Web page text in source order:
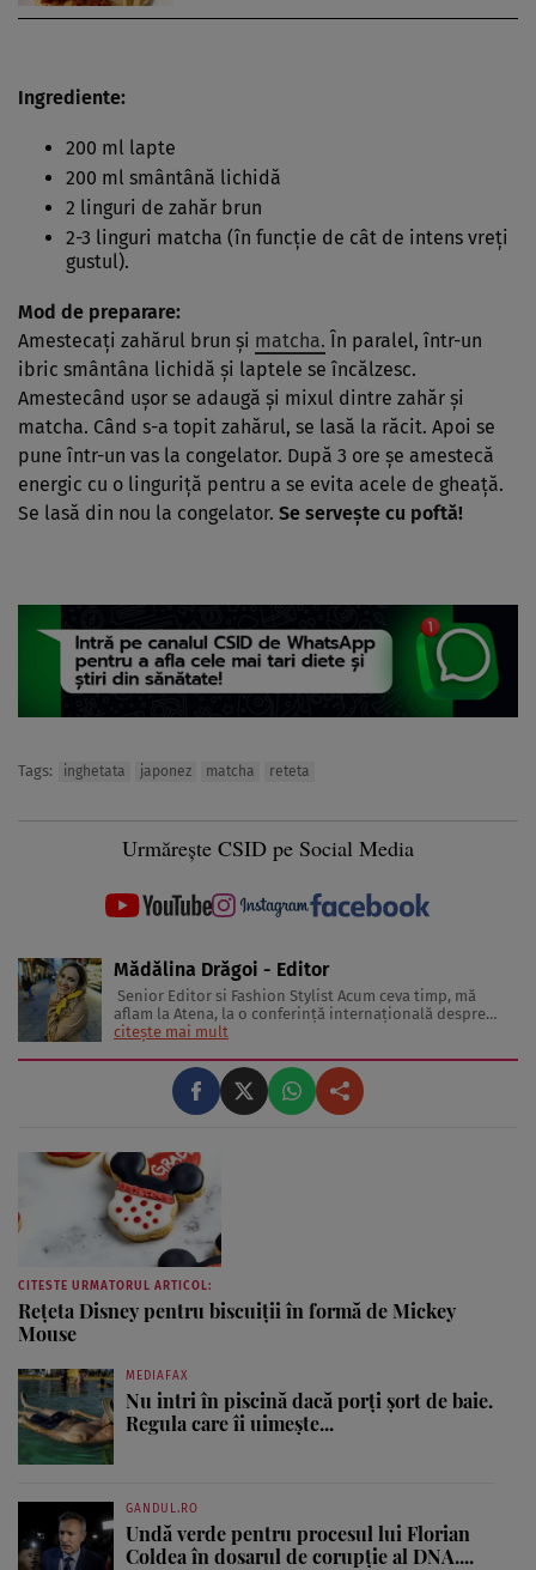
Ingrediente:
200 ml lapte
200 ml smântână lichidă
2 linguri de zahăr brun
2-3 linguri matcha (în funcţie de cât de intens vreţi
gustul).
Mod de preparare:
Amestecaţi zahărul brun şi matcha. În paralel, într-un
ibric smântâna lichidă şi laptele se încălzesc.
Amestecând uşor se adaugă şi mixul dintre zahăr şi
matcha. Când s-a topit zahărul, se lasă la răcit. Apoi se
pune într-un vas la congelator. După 3 ore şe amestecă
energic cu o linguriţă pentru a se evita acele de gheaţă.
Se lasă din nou la congelator. Se serveşte cu poftă!
Tags: inghetata japonez matcha reteta
Urmărește CSID pe Social Media
Mădălina Drăgoi - Editor
Senior Editor si Fashion Stylist Acum ceva timp, mă
aflam la Atena, la o conferinţă internaţională despre
frumuseţe şi industria de profil. În sală erau jurnaliste
Multe dintre ele erau parcă scoase din paginile
revistelor pentru ...
citește mai mult
CITESTE URMATORUL ARTICOL:
Reţeta Disney pentru biscuiţii în formă de Mickey
Mouse
MEDIAFAX
Nu intri în piscină dacă porți șort de baie.
Regula care îi uimește...
GANDUL.RO
Undă verde pentru procesul lui Florian
Coldea în dosarul de corupție al DNA....